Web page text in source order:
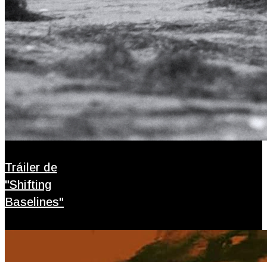
Tráiler de
"Shifting
Baselines"